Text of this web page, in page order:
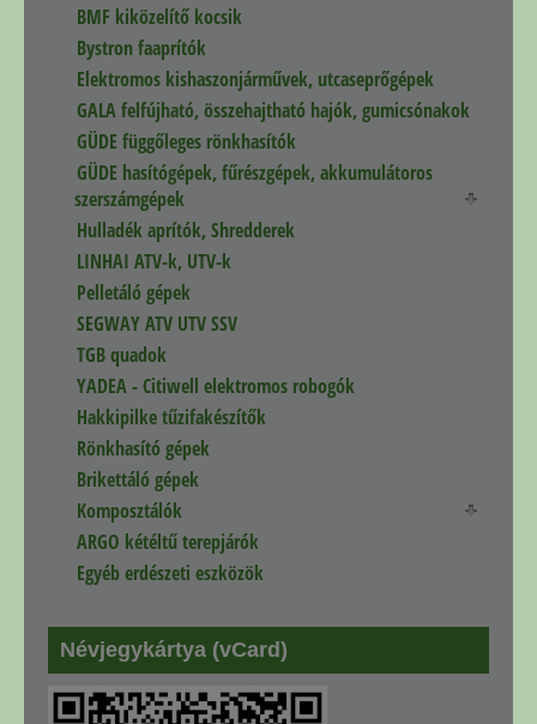
BMF kiközelítő kocsik
Bystron faaprítók
Elektromos kishaszonjárművek, utcaseprőgépek
GALA felfújható, összehajtható hajók, gumicsónakok
GÜDE függőleges rönkhasítók
GÜDE hasítógépek, fűrészgépek, akkumulátoros
szerszámgépek
Hulladék aprítók, Shredderek
LINHAI ATV-k, UTV-k
Pelletáló gépek
SEGWAY ATV UTV SSV
TGB quadok
YADEA - Citiwell elektromos robogók
Hakkipilke tűzifakészítők
Rönkhasító gépek
Brikettáló gépek
Komposztálók
ARGO kétéltű terepjárók
Egyéb erdészeti eszközök
Névjegykártya (vCard)